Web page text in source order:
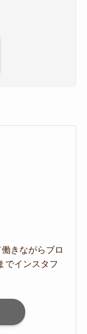
きながらブロ
でインスタフ